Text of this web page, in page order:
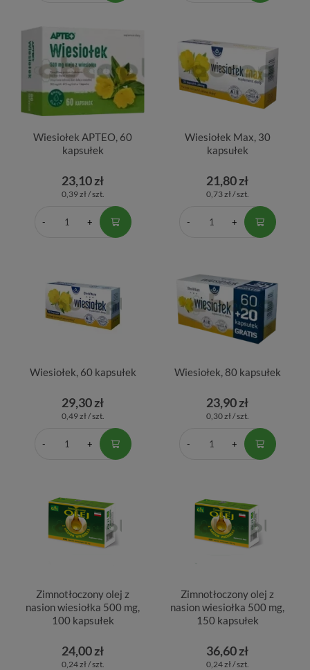
Wiesiołek APTEO, 60
kapsułek
23,10 zł
0,39 zł / szt.
Wiesiołek Max, 30
kapsułek
21,80 zł
0,73 zł / szt.
Wiesiołek, 60 kapsułek
29,30 zł
0,49 zł / szt.
Wiesiołek, 80 kapsułek
23,90 zł
0,30 zł / szt.
Zimnotłoczony olej z
nasion wiesiołka 500 mg,
100 kapsułek
24,00 zł
0,24 zł / szt.
Zimnotłoczony olej z
nasion wiesiołka 500 mg,
150 kapsułek
36,60 zł
0,24 zł / szt.